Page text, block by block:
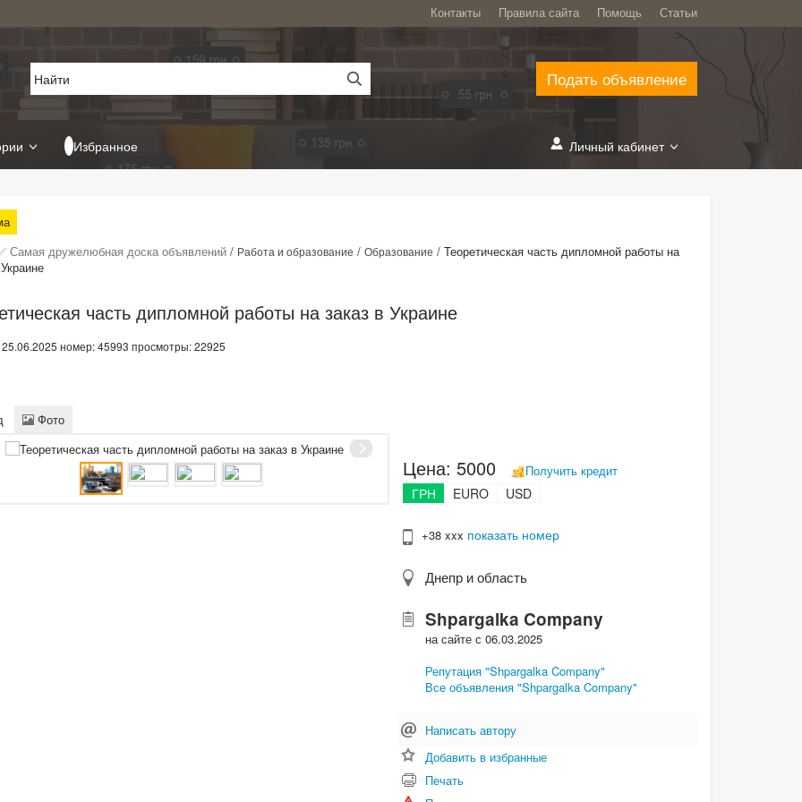
Контакты Правила сайта Помощь Статьи
Подать объявление
Избранное Личный кабинет
Самая дружелюбная доска объявлений / Работа и образование / Образование / Теоретическая часть дипломной работы на
часть дипломной работы на заказ в Украине
номер: 45993 просмотры: 22925
Фото
Цена:5000 Получить кредит
ГРН EURO USD
+38 xxx показать номер
Днепр и область
Shpargalka Company
на сайте с 06.03.2025
Репутация "Shpargalka Company"
Все объявления "Shpargalka Company"
Написать автору
Добавить в избранные
Печать